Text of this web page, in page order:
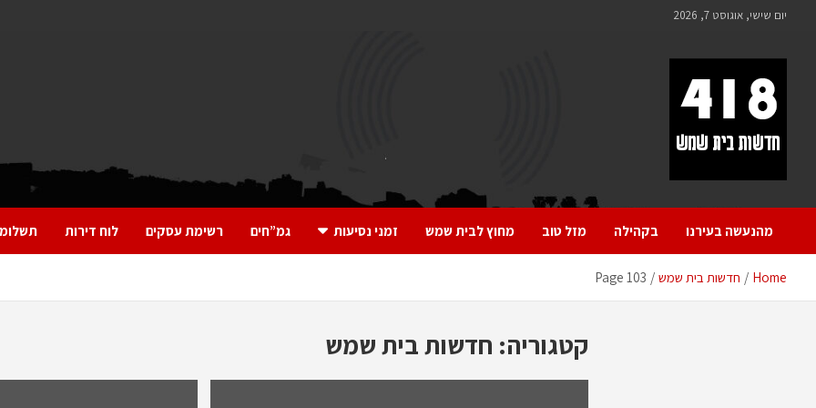
יום שישי, אוגוסט 7, 2026
418 – חדשות בית שמש
מהנעשה בעירנו בקהילה מזל טוב מחוץ לבית שמש זמני נסיעות גמ”חים רשימת עסקים לוח דירות
Home חדשות בית שמש Page 103
קטגוריה: חדשות בית שמש